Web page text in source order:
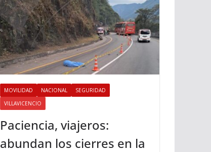
MOVILIDAD NACIONAL
SEGURIDAD
VILLAVICENCIO
Paciencia, viajeros:
abundan los cierres en la